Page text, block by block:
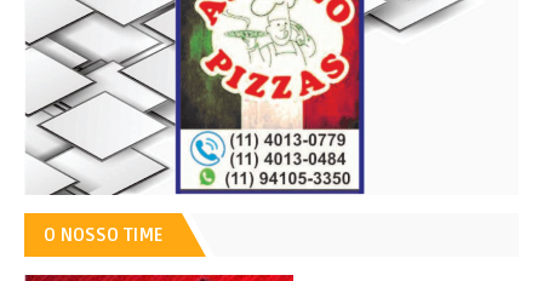
O NOSSO TIME